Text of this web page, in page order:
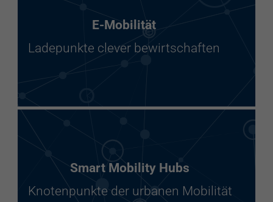
E-Mobilität
Ladepunkte clever bewirtschaften
Smart Mobility Hubs
Knotenpunkte der urbanen Mobilität